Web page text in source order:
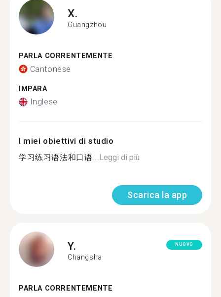
X.
Guangzhou
PARLA CORRENTEMENTE
Cantonese
IMPARA
Inglese
I miei obiettivi di studio
学习练习语法和口语...Leggi di più
Scarica la app
Y.
Changsha
NUOVO
PARLA CORRENTEMENTE